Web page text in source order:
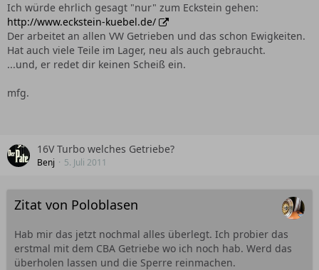
Ich würde ehrlich gesagt "nur" zum Eckstein gehen:
http://www.eckstein-kuebel.de/
Der arbeitet an allen VW Getrieben und das schon Ewigkeiten.
Hat auch viele Teile im Lager, neu als auch gebraucht.
...und, er redet dir keinen Scheiß ein.
mfg.
16V Turbo welches Getriebe?
Benj 5. Juli 2011
Zitat von Poloblasen
Hab mir das jetzt nochmal alles überlegt. Ich probier das
erstmal mit dem CBA Getriebe wo ich noch hab. Werd das
überholen lassen und die Sperre reinmachen.